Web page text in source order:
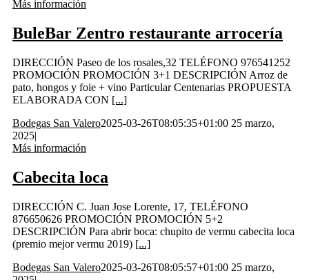
Más información
BuleBar Zentro restaurante arrocería
DIRECCIÓN Paseo de los rosales,32 TELÉFONO 976541252
PROMOCIÓN PROMOCIÓN 3+1 DESCRIPCIÓN Arroz de
pato, hongos y foie + vino Particular Centenarias PROPUESTA
ELABORADA CON [...]
Bodegas San Valero2025-03-26T08:05:35+01:00 25 marzo,
2025|
Más información
Cabecita loca
DIRECCIÓN C. Juan Jose Lorente, 17, TELÉFONO
876650626 PROMOCIÓN PROMOCIÓN 5+2
DESCRIPCIÓN Para abrir boca: chupito de vermu cabecita loca
(premio mejor vermu 2019) [...]
Bodegas San Valero2025-03-26T08:05:57+01:00 25 marzo,